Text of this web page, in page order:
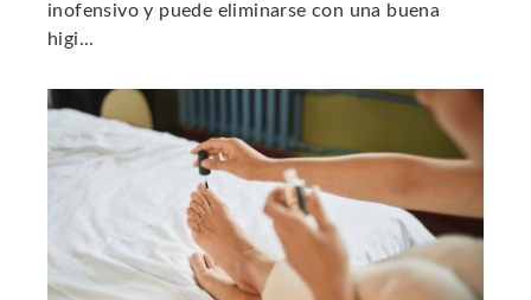
inofensivo y puede eliminarse con una buena
higi...